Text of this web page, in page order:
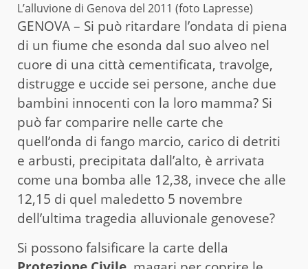
L’alluvione di Genova del 2011 (foto Lapresse)
GENOVA – Si può ritardare l’ondata di piena
di un fiume che esonda dal suo alveo nel
cuore di una città cementificata, travolge,
distrugge e uccide sei persone, anche due
bambini innocenti con la loro mamma? Si
può far comparire nelle carte che
quell’onda di fango marcio, carico di detriti
e arbusti, precipitata dall’alto, è arrivata
come una bomba alle 12,38, invece che alle
12,15 di quel maledetto 5 novembre
dell’ultima tragedia alluvionale genovese?
Si possono falsificare la carte della